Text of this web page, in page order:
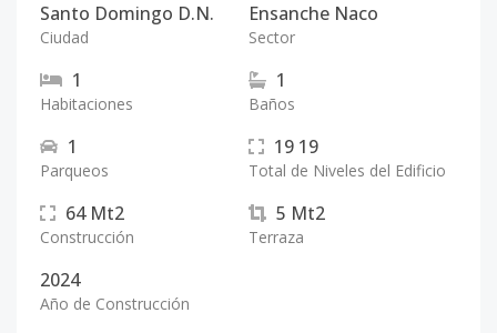
Santo Domingo D.N.
Ciudad
Ensanche Naco
Sector
1
Habitaciones
1
Baños
1
Parqueos
19 19
Total de Niveles del Edificio
64 Mt2
Construcción
5 Mt2
Terraza
2024
Año de Construcción